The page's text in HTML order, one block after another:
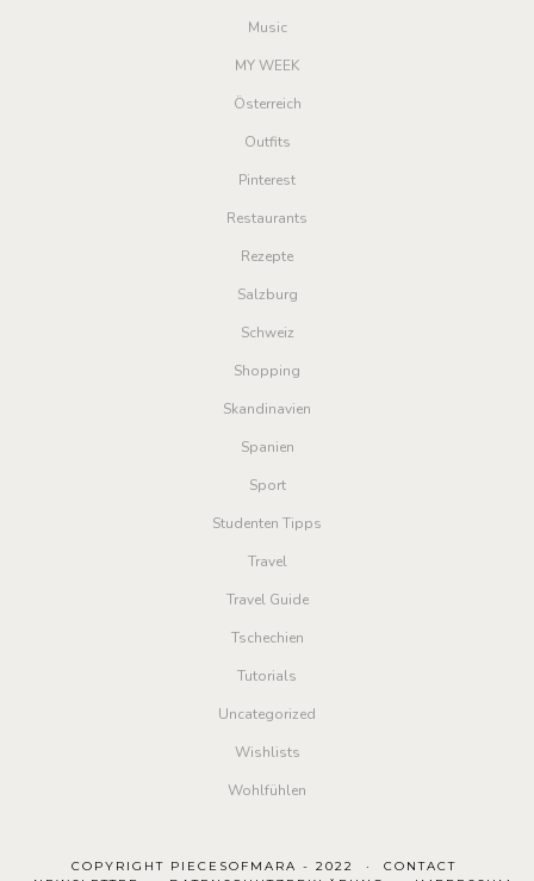
Music
MY WEEK
Österreich
Outfits
Pinterest
Restaurants
Rezepte
Salzburg
Schweiz
Shopping
Skandinavien
Spanien
Sport
Studenten Tipps
Travel
Travel Guide
Tschechien
Tutorials
Uncategorized
Wishlists
Wohlfühlen
COPYRIGHT PIECESOFMARA - 2022
CONTACT